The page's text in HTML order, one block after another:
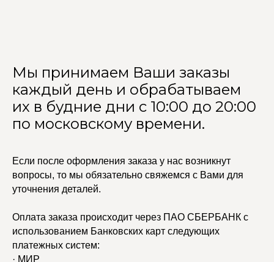
Мы принимаем Ваши заказы
каждый день и обрабатываем
их в будние дни с 10:00 до 20:00
по московскому времени.
Если после оформления заказа у нас возникнут
вопросы, то мы обязательно свяжемся с Вами для
уточнения деталей.
Оплата заказа происходит через ПАО СБЕРБАНК с
использованием Банковских карт следующих
платежных систем:
· МИР
КАТАЛОГ
Бодичейны
УСЛУГИ
Стилист на связи
Регистрация